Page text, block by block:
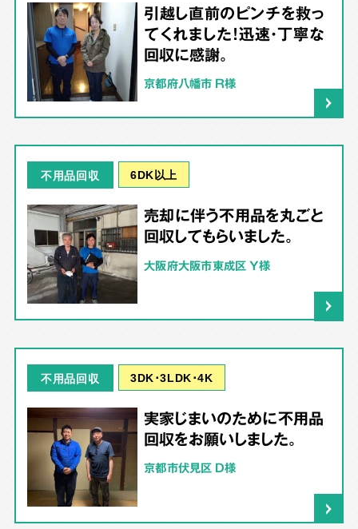
引越し直前のピンチを救っ
てくれました！迅速・丁寧な
回収に感謝。
京都府八幡市 R様
不用品回収 6DK以上
売却に伴う不用品を丸ごと
回収してもらいました。
大阪府大阪市東成区 Y様
不用品回収 3DK･3LDK･4K
実家じまいのために不用品
回収をお願いしました。
京都市伏見区 D様